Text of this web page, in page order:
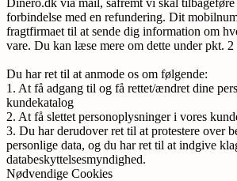
forbindelse med en refundering. Dit
fragtfirmaet til at sende dig information om
vare. Du kan læse mere om dette under pkt. 2
Du har ret til at anmode os om følgende:
1. At få adgang til og få rettet/ændret dine
kundekatalog
2. At få slettet personoplysninger i vores
3. Du har derudover ret til at protestere over
personlige data, og du har ret til at indgive
databeskyttelsesmyndighed.
Nødvendige Cookies